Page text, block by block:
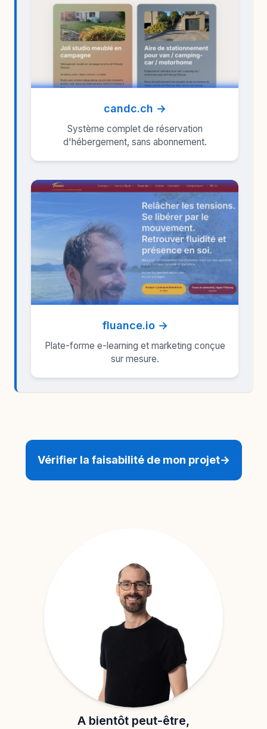
candc.ch →
Système complet de réservation
d'hébergement, sans abonnement.
fluance.io →
Plate-forme e-learning et marketing conçue
sur mesure.
Vérifier la faisabilité de mon projet→
A bientôt peut-être,